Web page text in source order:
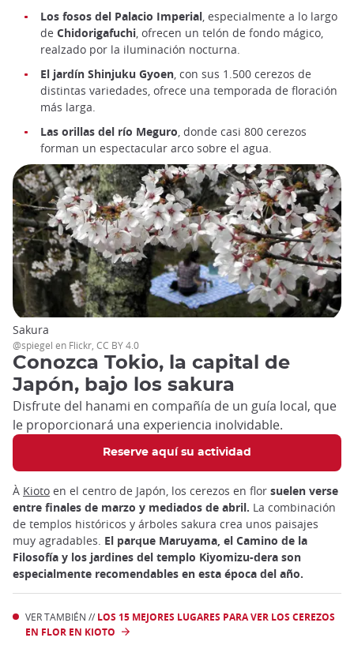
Los fosos del Palacio Imperial, especialmente a lo largo
de Chidorigafuchi, ofrecen un telón de fondo mágico,
realzado por la iluminación nocturna.
El jardín Shinjuku Gyoen, con sus 1.500 cerezos de
distintas variedades, ofrece una temporada de floración
más larga.
Las orillas del río Meguro, donde casi 800 cerezos
forman un espectacular arco sobre el agua.
Conozca Tokio, la capital de
Japón, bajo los sakura
Disfrute del hanami en compañía de un guía local, que
le proporcionará una experiencia inolvidable.
Reserve aquí su actividad
Sakura
@spiegel en Flickr, CC BY 4.0
À Kioto en el centro de Japón, los cerezos en flor suelen verse
entre finales de marzo y mediados de abril. La combinación
de templos históricos y árboles sakura crea unos paisajes
muy agradables. El parque Maruyama, el Camino de la
Filosofía y los jardines del templo Kiyomizu-dera son
especialmente recomendables en esta época del año.
VER TAMBIÉN // LOS 15 MEJORES LUGARES PARA VER LOS CEREZOS
EN FLOR EN KIOTO